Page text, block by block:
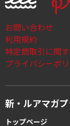
お問い合わせ
利用規約
特定商取引に関
プライバシーポ
新・ルアマガ
トップページ